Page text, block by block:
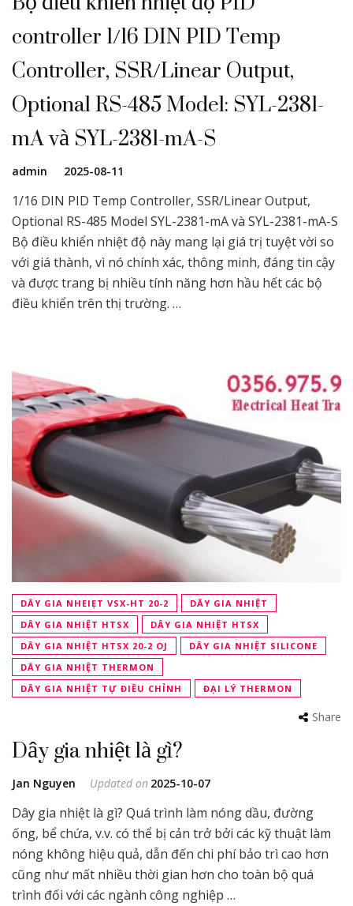
controller 1/16 DIN PID Temp
Controller, SSR/Linear Output,
Optional RS-485 Model: SYL-2381-
mA và SYL-2381-mA-S
admin 2025-08-11
1/16 DIN PID Temp Controller, SSR/Linear Output,
Optional RS-485 Model SYL-2381-mA và SYL-2381-mA-S
Bộ điều khiển nhiệt độ này mang lại giá trị tuyệt vời so
với giá thành, vì nó chính xác, thông minh, đáng tin cậy
và được trang bị nhiều tính năng hơn hầu hết các bộ
điều khiển trên thị trường. …
DÂY GIA NHEIẸT VSX-HT 20-2
DÂY GIA NHIỆT
DÂY GIA NHIỆT HTSX
DÂY GIA NHIỆT HTSX
DÂY GIA NHIỆT HTSX 20-2 OJ
DÂY GIA NHIỆT SILICONE
DÂY GIA NHIỆT THERMON
DÂY GIA NHIỆT TỰ ĐIỀU CHỈNH
ĐẠI LÝ THERMON
Share
Dây gia nhiệt là gì?
Jan Nguyen Updated on 2025-10-07
Dây gia nhiệt là gì? Quá trình làm nóng dầu, đường
ống, bể chứa, v.v. có thể bị cản trở bởi các kỹ thuật làm
nóng không hiệu quả, dẫn đến chi phí bảo trì cao hơn
cũng như mất nhiều thời gian hơn cho toàn bộ quá
trình đối với các ngành công nghiệp …